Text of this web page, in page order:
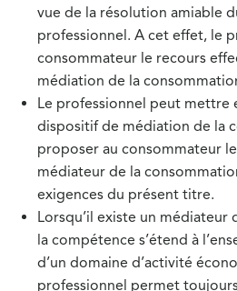
vue de la résolution amiable
professionnel. A cet effet, le
consommateur le recours
médiation de la
Le professionnel peut mettre
dispositif de médiation de la
proposer au consommateur
médiateur de la
exigences du présent titre.
Lorsqu’il existe un
la compétence s’étend à
d’un domaine d’activité
professionnel permet